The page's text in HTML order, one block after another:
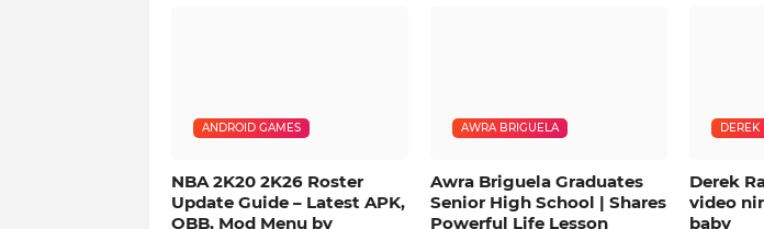
ANDROID GAMES
NBA 2K20 2K26 Roster
Update Guide – Latest APK,
OBB, Mod Menu by
AWRA BRIGUELA
Awra Briguela Graduates
Senior High School | Shares
Powerful Life Lesson
DEREK
Derek
video
baby